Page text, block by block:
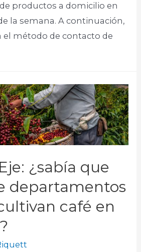
productos a domicilio en
la semana. A continuación,
el método de contacto de
¿sabía que
departamentos
café en